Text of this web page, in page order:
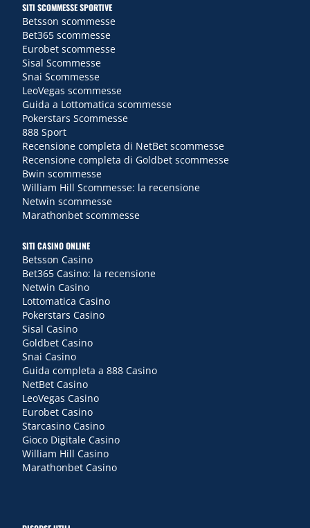
SITI SCOMMESSE SPORTIVE
Betsson scommesse
Bet365 scommesse
Eurobet scommesse
Sisal Scommesse
Snai Scommesse
LeoVegas scommesse
Guida a Lottomatica scommesse
Pokerstars Scommesse
888 Sport
Recensione completa di NetBet scommesse
Recensione completa di Goldbet scommesse
Bwin scommesse
William Hill Scommesse: la recensione
Netwin scommesse
Marathonbet scommesse
SITI CASINO ONLINE
Betsson Casino
Bet365 Casino: la recensione
Netwin Casino
Lottomatica Casino
Pokerstars Casino
Sisal Casino
Goldbet Casino
Snai Casino
Guida completa a 888 Casino
NetBet Casino
LeoVegas Casino
Eurobet Casino
Starcasino Casino
Gioco Digitale Casino
William Hill Casino
Marathonbet Casino